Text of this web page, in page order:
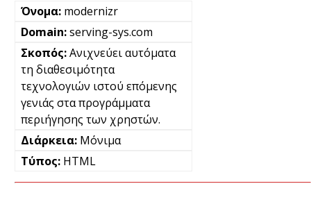
modernizr
serving-sys.com
Ανιχνεύει αυτόματα
τη διαθεσιμότητα
τεχνολογιών ιστού επόμενης
γενιάς στα προγράμματα
περιήγησης των χρηστών.
Μόνιμα
HTML